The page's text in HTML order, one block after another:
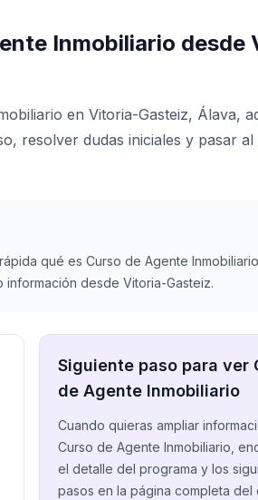
Inmobiliario desde
en Vitoria-Gasteiz, Álava,
resolver dudas iniciales y pasar al
qué es Curso de Agente
desde Vitoria-Gasteiz.
Siguiente paso para ver
de Agente Inmobiliario
Cuando quieras ampliar
Curso de Agente Inmobiliario,
el detalle del programa y los
pasos en la página completa del